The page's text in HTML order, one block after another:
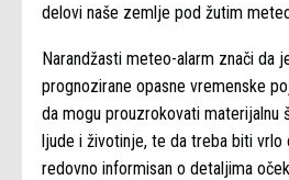
delovi naše zemlje pod žutim
Narandžasti meteo-alarm znači da
prognozirane opasne vremenske
da mogu prouzrokovati materijalnu
ljude i životinje, te da treba biti vrlo
redovno informisan o detaljima